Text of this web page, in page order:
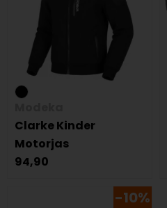
Clarke Kinder
Motorjas
94,90
-10%